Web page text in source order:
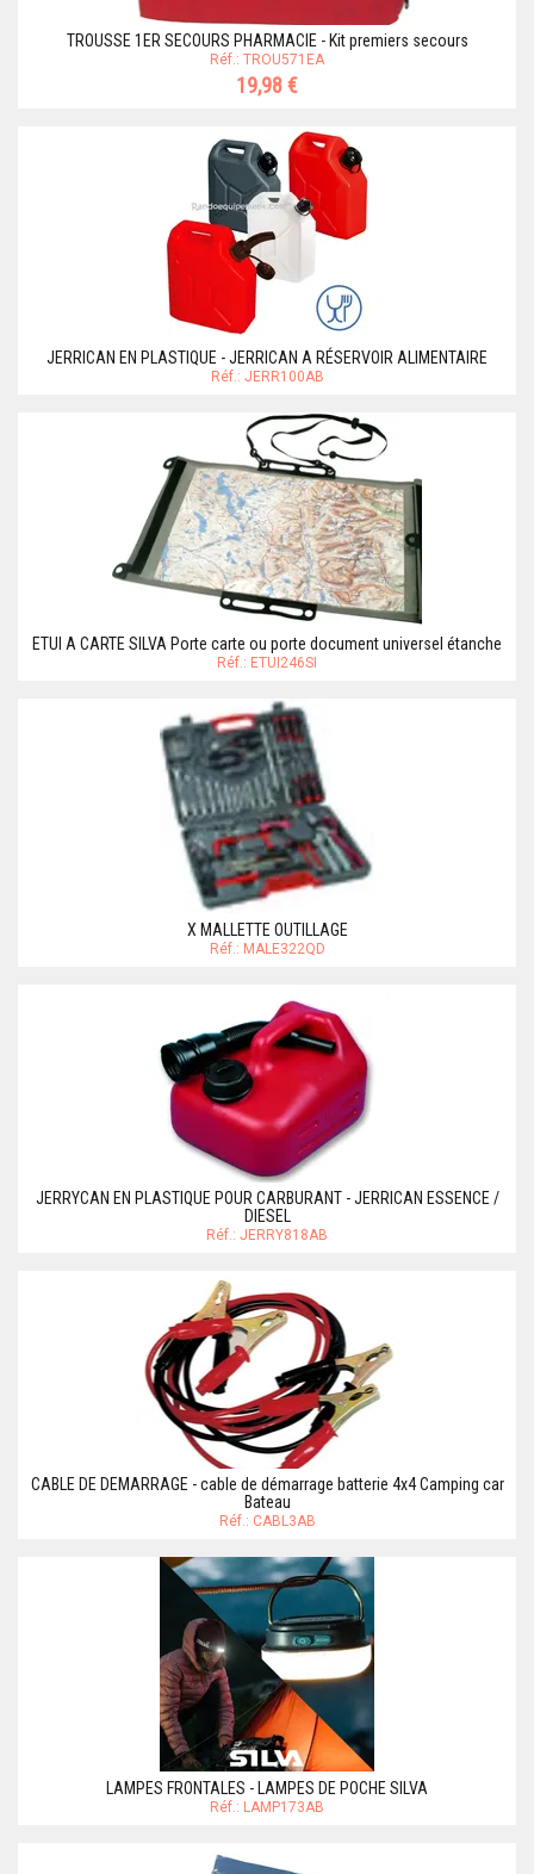
TROUSSE 1ER SECOURS PHARMACIE - Kit premiers secours
Réf.: TROU571EA
19,98 €
JERRICAN EN PLASTIQUE - JERRICAN A RÉSERVOIR ALIMENTAIRE
Réf.: JERR100AB
ETUI A CARTE SILVA Porte carte ou porte document universel étanche
Réf.: ETUI246SI
X MALLETTE OUTILLAGE
Réf.: MALE322QD
JERRYCAN EN PLASTIQUE POUR CARBURANT - JERRICAN ESSENCE /
DIESEL
Réf.: JERRY818AB
CABLE DE DEMARRAGE - cable de démarrage batterie 4x4 Camping car
Bateau
Réf.: CABL3AB
LAMPES FRONTALES - LAMPES DE POCHE SILVA
Réf.: LAMP173AB